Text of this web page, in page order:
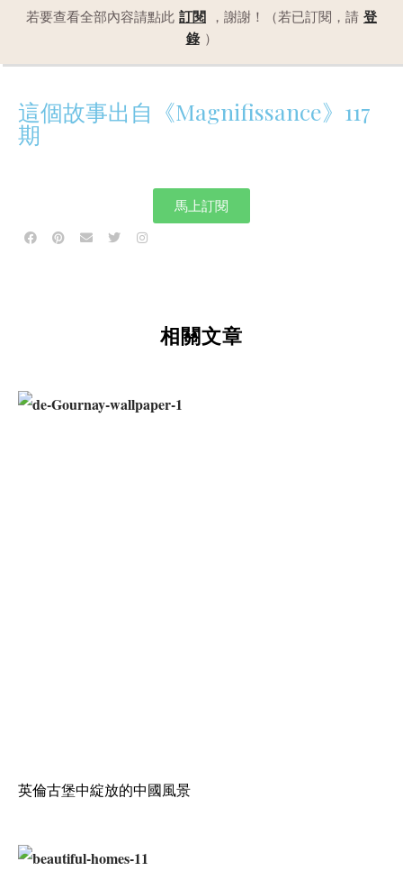
若要查看全部內容請點此 訂閱 ，謝謝！（若已訂閱，請 登
錄 ）
這個故事出自《Magnifissance》117
期
馬上訂閱
相關文章
英倫古堡中綻放的中國風景